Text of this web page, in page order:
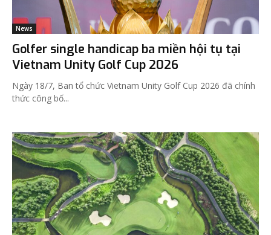
News
Golfer single handicap ba miền hội tụ tại
Vietnam Unity Golf Cup 2026
Ngày 18/7, Ban tổ chức Vietnam Unity Golf Cup 2026 đã chính
thức công bố...